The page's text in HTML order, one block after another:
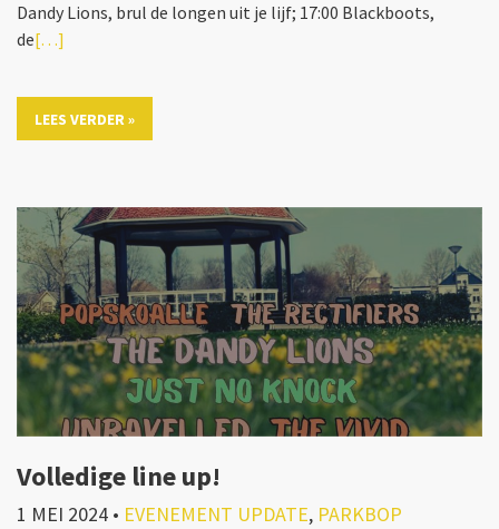
Dandy Lions, brul de longen uit je lijf; 17:00 Blackboots,
de[…]
LEES VERDER »
Volledige line up!
1 MEI 2024 • EVENEMENT UPDATE, PARKBOP